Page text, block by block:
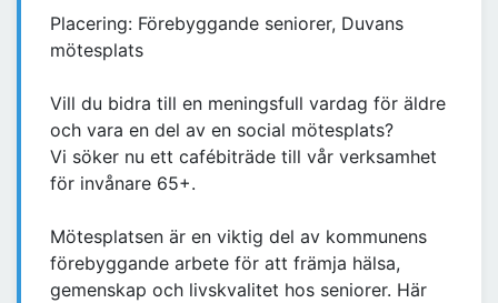
Placering: Förebyggande seniorer, Duvans
mötesplats
Vill du bidra till en meningsfull vardag för äldre
och vara en del av en social mötesplats?
Vi söker nu ett cafébiträde till vår verksamhet
för invånare 65+.
Mötesplatsen är en viktig del av kommunens
förebyggande arbete för att främja hälsa,
gemenskap och livskvalitet hos seniorer. Här